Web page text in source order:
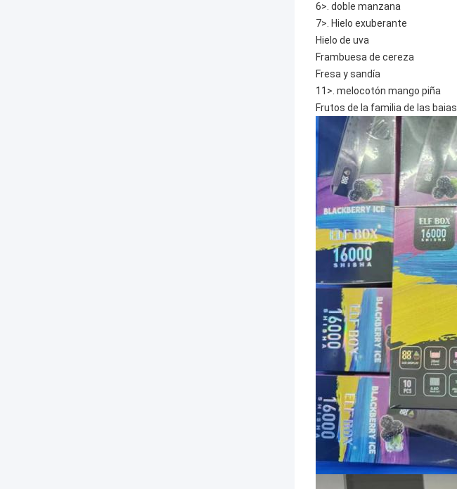
6>. doble manzana
7>. Hielo exuberante
Hielo de uva
Frambuesa de cereza
Fresa y sandía
11>. melocotón mango piña
Frutos de la familia de las baias